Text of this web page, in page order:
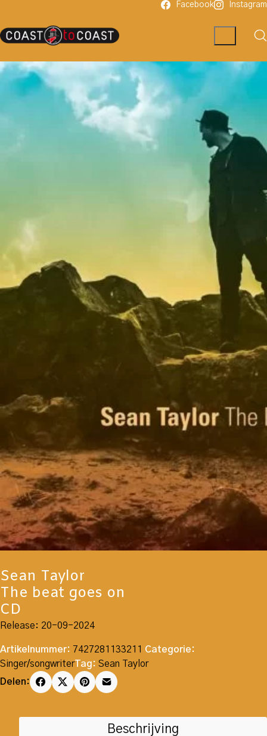
Facebook Instagram
Sean Taylor
The beat goes on
CD
Release: 20-09-2024
Artikelnummer: 7427281133211 Categorie:
Singer/songwriterTag: Sean Taylor
Delen:
Beschrijving